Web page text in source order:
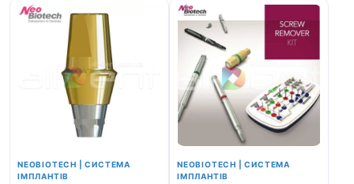
NEOBIOTECH | СИСТЕМА
ІМПЛАНТІВ
NEOBIOTECH | СИСТЕМА
ІМПЛАНТІВ